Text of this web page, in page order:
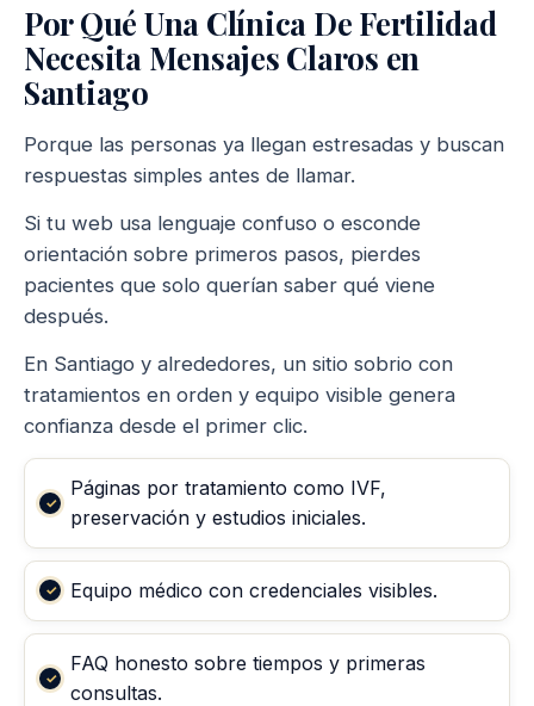
Por Qué Una Clínica De Fertilidad
Necesita Mensajes Claros en
Santiago
Porque las personas ya llegan estresadas y buscan
respuestas simples antes de llamar.
Si tu web usa lenguaje confuso o esconde
orientación sobre primeros pasos, pierdes
pacientes que solo querían saber qué viene
después.
En Santiago y alrededores, un sitio sobrio con
tratamientos en orden y equipo visible genera
confianza desde el primer clic.
Páginas por tratamiento como IVF,
preservación y estudios iniciales.
Equipo médico con credenciales visibles.
FAQ honesto sobre tiempos y primeras
consultas.